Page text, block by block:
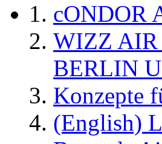
cONDOR
WIZZ AIR
BERLIN
Konzepte
(English)